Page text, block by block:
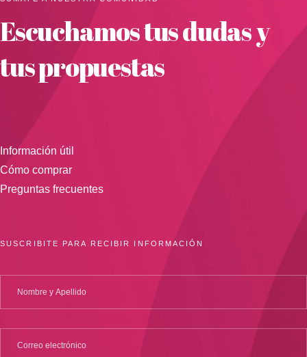
Escuchamos tus dudas y
tus propuestas
Información útil
Cómo comprar
Preguntas frecuentes
SUSCRIBITE PARA RECIBIR INFORMACIÓN